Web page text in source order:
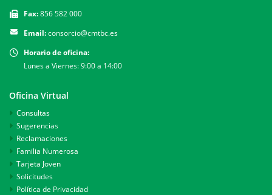
Fax:856 582 000
Email:consorcio@cmtbc.es
Horario de oficina:
Lunes a Viernes: 9:00 a 14:00
Oficina Virtual
Consultas
Sugerencias
Reclamaciones
Familia Numerosa
Tarjeta Joven
Solicitudes
Política de Privacidad